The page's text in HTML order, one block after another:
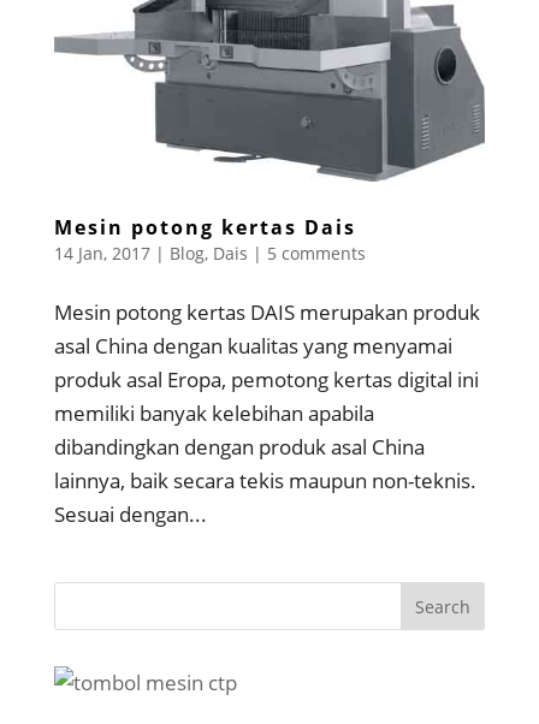
Mesin potong kertas Dais
14 Jan, 2017| Blog, Dais | 5 comments
Mesin potong kertas DAIS merupakan produk
asal China dengan kualitas yang menyamai
produk asal Eropa, pemotong kertas digital ini
memiliki banyak kelebihan apabila
dibandingkan dengan produk asal China
lainnya, baik secara tekis maupun non-teknis.
Sesuai dengan...